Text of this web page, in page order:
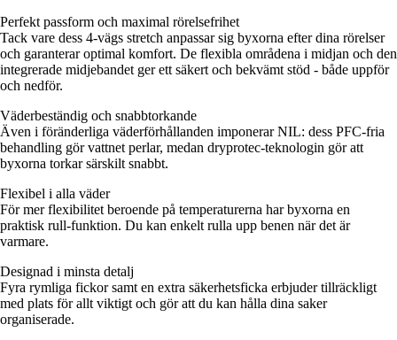
Perfekt passform och maximal rörelsefrihet
Tack vare dess 4-vägs stretch anpassar sig byxorna efter dina rörelser
och garanterar optimal komfort. De flexibla områdena i midjan och den
integrerade midjebandet ger ett säkert och bekvämt stöd - både uppför
och nedför.
Väderbeständig och snabbtorkande
Även i föränderliga väderförhållanden imponerar NIL: dess PFC-fria
behandling gör vattnet perlar, medan dryprotec-teknologin gör att
byxorna torkar särskilt snabbt.
Flexibel i alla väder
För mer flexibilitet beroende på temperaturerna har byxorna en
praktisk rull-funktion. Du kan enkelt rulla upp benen när det är
varmare.
Designad i minsta detalj
Fyra rymliga fickor samt en extra säkerhetsficka erbjuder tillräckligt
med plats för allt viktigt och gör att du kan hålla dina saker
organiserade.